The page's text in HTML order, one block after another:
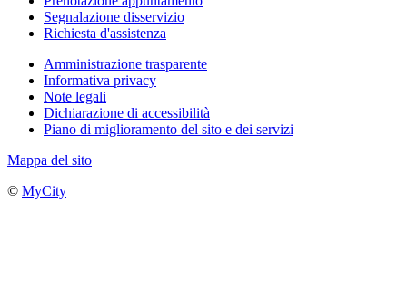
Segnalazione disservizio
Richiesta d'assistenza
Amministrazione trasparente
Informativa privacy
Note legali
Dichiarazione di accessibilità
Piano di miglioramento del sito e dei servizi
Mappa del sito
© MyCity